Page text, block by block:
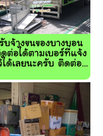
บจ้างขนของบางบอน
ต่อได้ตามเบอร์ที่แจ้ง
ได้เลยนะครับ ติดต่อ...